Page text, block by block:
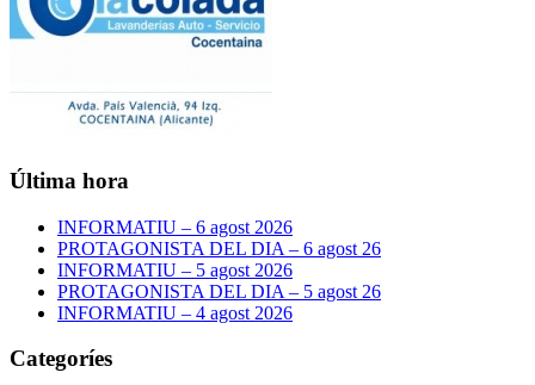
Última hora
INFORMATIU – 6 agost 2026
PROTAGONISTA DEL DIA – 6 agost 26
INFORMATIU – 5 agost 2026
PROTAGONISTA DEL DIA – 5 agost 26
INFORMATIU – 4 agost 2026
Categoríes